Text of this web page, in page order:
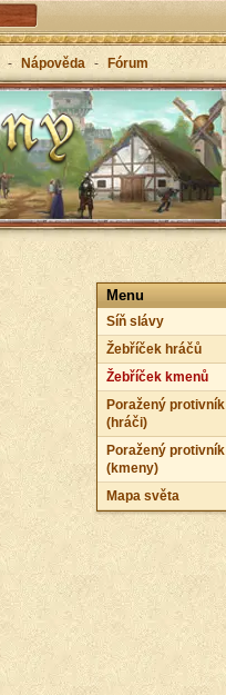
- Nápověda - Fórum
Menu
Síň slávy
Žebříček hráčů
Žebříček kmenů
Poražený protivník
(hráči)
Poražený protivník
(kmeny)
Mapa světa